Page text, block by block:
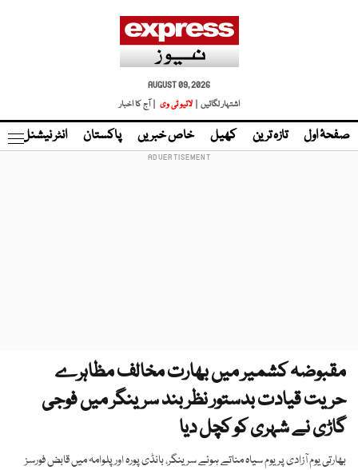
AUGUST 09, 2026
اشتہار لگائیں |
لائیو ٹی وی | آج کا اخبار
صفحۂ اول تازہ ترین کھیل خاص خبریں پاکستان انٹر نیشنل
مقبوضہ کشمیر میں بھارت مخالف مظاہرے
حریت قیادت بدستور نظر بند سرینگر میں فوجی
گاڑی نے شہری کو کچل دیا
بھارتی یوم آزادی پریوم سیاہ مناتے ہوئے سرینگر، بانڈی پورہ اورپلوامہ میں قابض فورسز